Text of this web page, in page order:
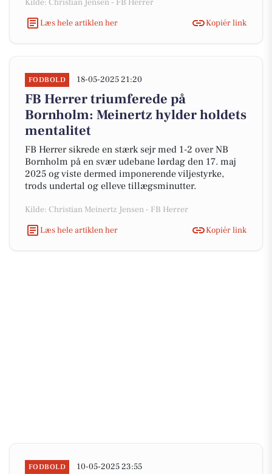
Kilde: Christian Jensen - FB Herrer
Læs hele artiklen her
Kopiér link
FODBOLD 18-05-2025 21:20
FB Herrer triumferede på
Bornholm: Meinertz hylder holdets
mentalitet
FB Herrer sikrede en stærk sejr med 1-2 over NB
Bornholm på en svær udebane lørdag den 17. maj
2025 og viste dermed imponerende viljestyrke,
trods undertal og elleve tillægsminutter.
Kilde: Christian Meinertz Jensen - FB Herrer
Læs hele artiklen her
Kopiér link
FODBOLD 10-05-2025 23:55